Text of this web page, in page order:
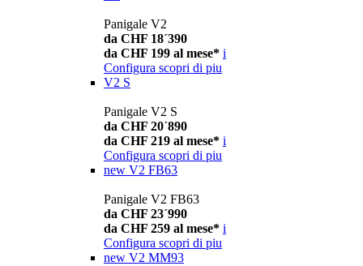
Panigale V2
da CHF 18´390
da CHF 199 al mese* i
Configura scopri di piu
V2 S
Panigale V2 S
da CHF 20´890
da CHF 219 al mese* i
Configura scopri di piu
new V2 FB63
Panigale V2 FB63
da CHF 23´990
da CHF 259 al mese* i
Configura scopri di piu
new V2 MM93